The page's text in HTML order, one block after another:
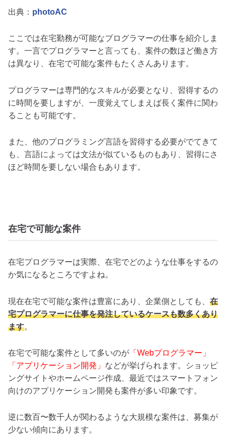
出典： photoAC
ここでは在宅勤務が可能なプログラマーの仕事を紹介しま
す。一言でプログラマーと言っても、案件の数ほど働き方
は異なり、在宅で可能な案件もたくさんあります。
プログラマーは専門的なスキルが必要となり、習得するの
に時間を要しますが、一度覚えてしまえば長く案件に関わ
ることも可能です。
また、他のプログラミング言語を習得する必要がでてきて
も、言語によっては文法が似ているものもあり、習得にさ
ほど時間を要しない場合もあります。
在宅で可能な案件
在宅プログラマーは実際、在宅でどのような仕事をするの
か気になるところですよね。
現在在宅で可能な案件は豊富にあり、企業側としても、 在
宅プログラマーに仕事を発注しているケースも数多くあり
ます。
在宅で可能な案件として多いのが 「Webプログラマー」
「アプリケーション開発」 などが挙げられます。ショッピ
ングサイトやホームページ作成、最近ではスマートフォン
向けのアプリケーション開発も案件が多い印象です。
逆に数百〜数千人が関わるような大規模な案件は、募集が
少ない傾向にあります。